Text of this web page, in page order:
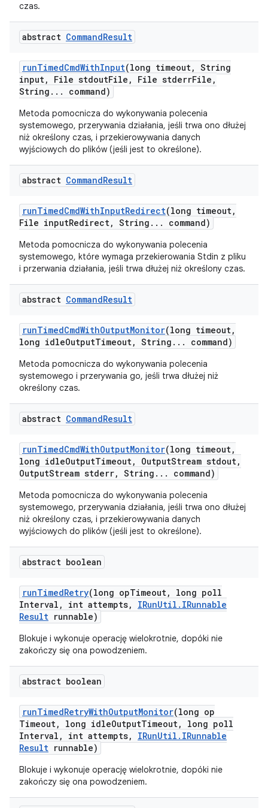
czas.
abstract CommandResult
runTimedCmdWithInput(long timeout, String
input, File stdoutFile , File stderrFile ,
String . . . command)
Metoda pomocnicza do wykonywania polecenia
systemowego, przerywania działania, jeśli trwa ono dłużej
niż określony czas, i przekierowywania danych
wyjściowych do plików (jeśli jest to określone).
abstract CommandResult
runTimedCmdWithInputRedirect(long timeout,
File inputRedirect, String . . . command)
Metoda pomocnicza do wykonywania polecenia
systemowego, które wymaga przekierowania Stdin z pliku
i przerwania działania, jeśli trwa dłużej niż określony czas.
abstract CommandResult
runTimedCmdWithOutputMonitor(long timeout,
long idleOutputTimeout, String . . . command)
Metoda pomocnicza do wykonywania polecenia
systemowego i przerywania go, jeśli trwa dłużej niż
określony czas.
abstract CommandResult
runTimedCmdWithOutputMonitor(long timeout,
long idleOutputTimeout, OutputStream stdout,
OutputStream stderr, String . . . command)
Metoda pomocnicza do wykonywania polecenia
systemowego, przerywania działania, jeśli trwa ono dłużej
niż określony czas, i przekierowywania danych
wyjściowych do plików (jeśli jest to określone).
abstract boolean
runTimedRetry(long opTimeout,
long poll
Interval , int attempts, IRunUtil . IRunnable
Result runnable)
Blokuje i wykonuje operację wielokrotnie, dopóki nie
zakończy się ona powodzeniem.
abstract boolean
runTimedRetryWithOutputMonitor(long op
Timeout, long idleOutputTimeout,
long poll
Interval , int attempts, IRunUtil . IRunnable
Result runnable)
Blokuje i wykonuje operację wielokrotnie, dopóki nie
zakończy się ona powodzeniem.